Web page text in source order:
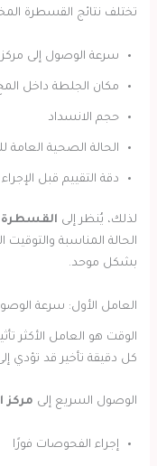
تختلف نتائج القسطرة
سرعة الوصول إلى
مكان الجلطة داخل
حجم الانسداد
الحالة الصحية العامة
دقة التقييم قبل الإجراء
لذلك، يُنظر إلى القسطرة
الحالة المناسبة
بشكل موحد.
العامل الأول: سرعة
الوقت هو العامل الأكثر
كل دقيقة تأخير قد تؤدي
الوصول السريع إلى مركز
إجراء الفحوصات فورًا